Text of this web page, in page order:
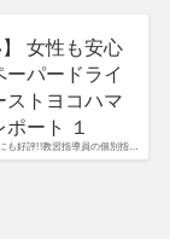
も好評!!教習指導員の個別指…
】 女性も安心
パードライ
ストヨコハマ
ート １